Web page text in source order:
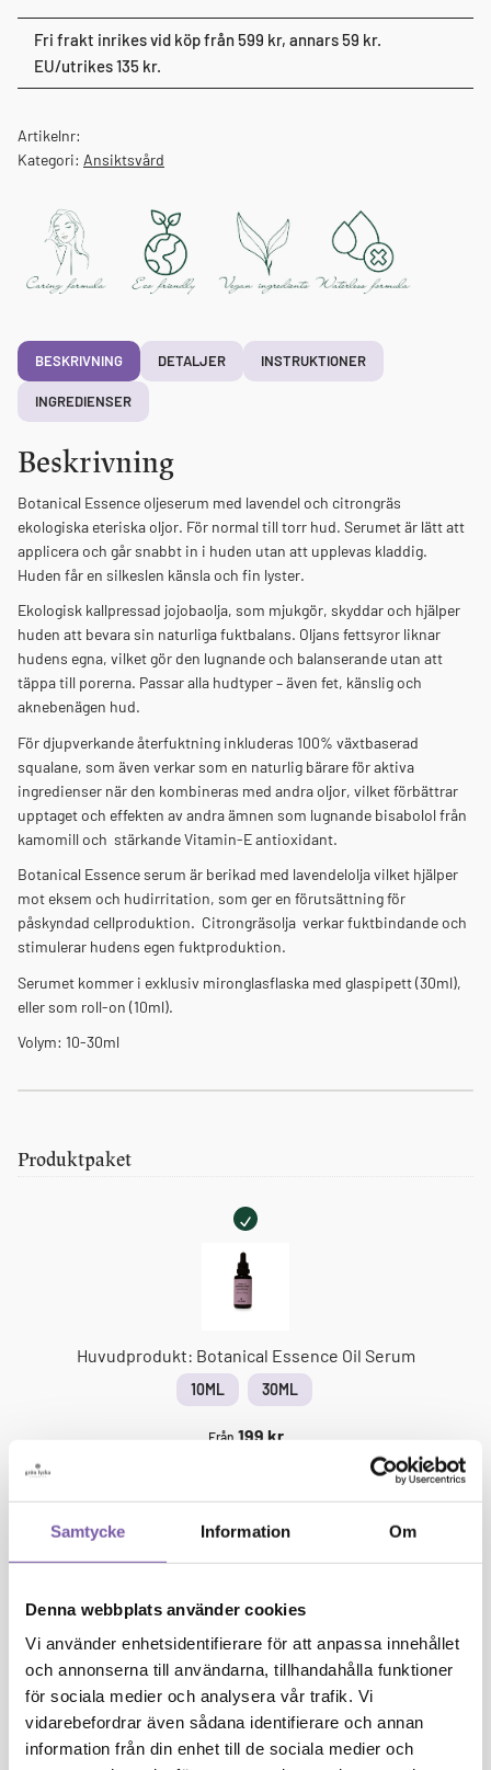
Samtycke Information Om
Denna webbplats använder cookies
Vi använder enhetsidentifierare för att anpassa innehållet
och annonserna till användarna, tillhandahålla funktioner
för sociala medier och analysera vår trafik. Vi
vidarebefordrar även sådana identifierare och annan
information från din enhet till de sociala medier och
Fri frakt inrikes vid köp från 599 kr, annars 59 kr.
EU/utrikes 135 kr.
Artikelnr:
Kategori: Ansiktsvård
BESKRIVNING DETALJER INSTRUKTIONER
INGREDIENSER
Beskrivning
Botanical Essence oljeserum med lavendel och citrongräs
ekologiska eteriska oljor. För normal till torr hud. Serumet är lätt att
applicera och går snabbt in i huden utan att upplevas kladdig.
Huden får en silkeslen känsla och fin lyster.
Ekologisk kallpressad jojobaolja, som mjukgör, skyddar och hjälper
huden att bevara sin naturliga fuktbalans. Oljans fettsyror liknar
hudens egna, vilket gör den lugnande och balanserande utan att
täppa till porerna. Passar alla hudtyper – även fet, känslig och
aknebenägen hud.
För djupverkande återfuktning inkluderas 100% växtbaserad
squalane, som även verkar som en naturlig bärare för aktiva
ingredienser när den kombineras med andra oljor, vilket förbättrar
upptaget och effekten av andra ämnen som lugnande bisabolol från
kamomill och stärkande Vitamin-E antioxidant.
Botanical Essence serum är berikad med lavendelolja vilket hjälper
mot eksem och hudirritation, som ger en förutsättning för
påskyndad cellproduktion. Citrongräsolja verkar fuktbindande och
stimulerar hudens egen fuktproduktion.
Serumet kommer i exklusiv mironglasflaska med glaspipett (30ml),
eller som roll-on (10ml).
Volym: 10-30ml
Botanical Essence Oil Serum
Super härlig olja! Absorberas fort och huden blir otroligt len!
Sun Feb 08 2026 16:12:31 GMT+0000 (Coordinated Universal
Produktpaket
Botanical
Oil
Serum
Huvudprodukt: Botanical Essence Oil Serum
10ML 30ML
Från 199 kr
förpackning
×Salty Waves Tvål - i förpackning
129kr